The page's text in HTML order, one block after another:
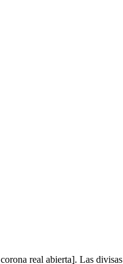
real abierta]. Las